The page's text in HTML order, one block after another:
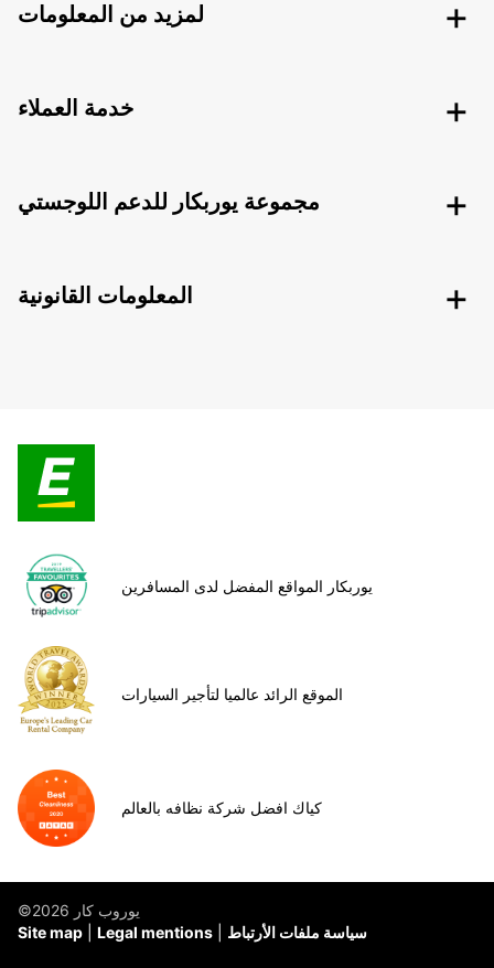
لمزيد من المعلومات
خدمة العملاء
مجموعة يوربكار للدعم اللوجستي
المعلومات القانونية
يوربكار المواقع المفضل لدى المسافرين
الموقع الرائد عالميا لتأجير السيارات
كياك افضل شركة نظافه بالعالم
©يوروب كار 2026
Site map
Legal mentions سياسة ملفات الأرتباط